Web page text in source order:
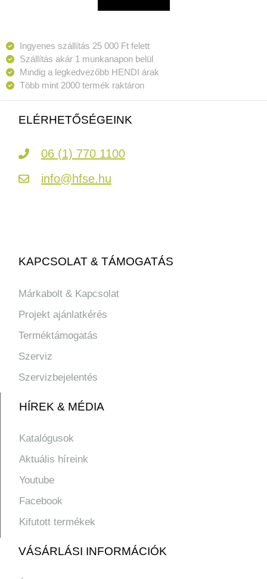
Ingyenes szállítás 25 000 Ft felett
Szállítás akár 1 munkanapon belül
Mindig a legkedvezőbb HENDI árak
Több mint 2000 termék raktáron
ELÉRHETŐSÉGEINK
06 (1) 770 1100
info@hfse.hu
KAPCSOLAT & TÁMOGATÁS
Márkabolt & Kapcsolat
Projekt ajánlatkérés
Terméktámogatás
Szerviz
Szervizbejelentés
HÍREK & MÉDIA
Katalógusok
Aktuális híreink
Youtube
Facebook
Kifutott termékek
VÁSÁRLÁSI INFORMÁCIÓK